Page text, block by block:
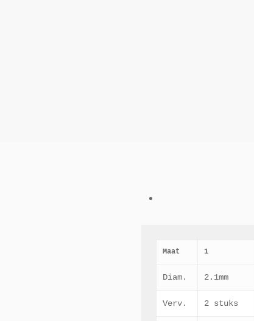
Maat 1
Diam. 2.1mm
Verv. 2 stuks